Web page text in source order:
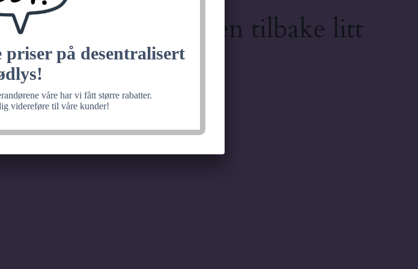
priser på desentralisert
våre har vi fått større rabatter.
videreføre til våre kunder!
velkommen tilbake litt